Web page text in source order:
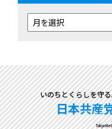
いのちとくらしを守
日本共産
Tokyo